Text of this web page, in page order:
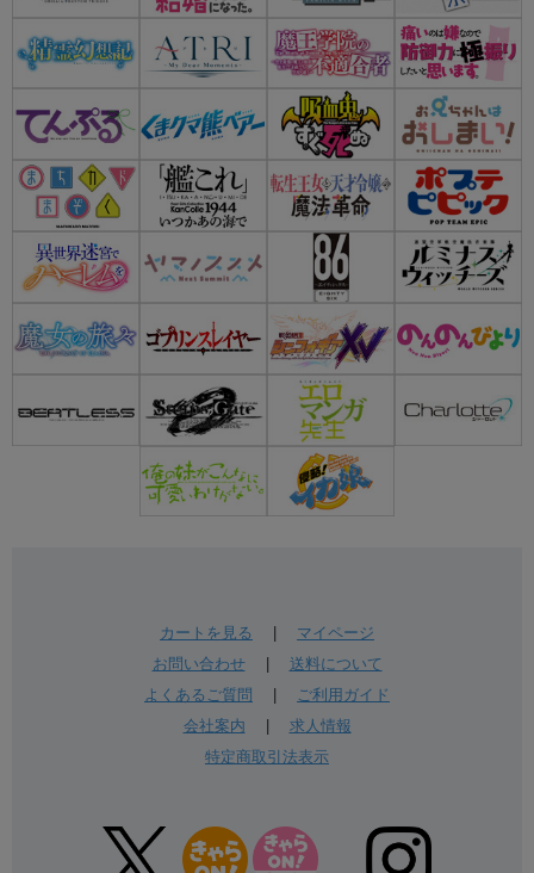
カートを見る
マイページ
お問い合わせ| 送料について
よくあるご質問
ご利用ガイド
会社案内
求人情報
特定商取引法表示